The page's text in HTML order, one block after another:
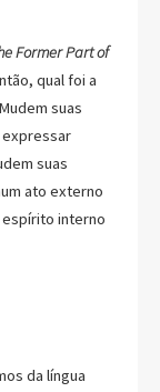
Former Part of
qual foi a
suas
suas
ato externo
interno
da língua